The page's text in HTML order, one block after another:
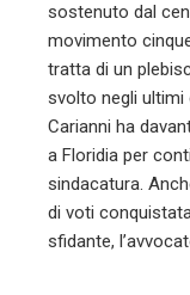
sostenuto dal
movimento
tratta di un
svolto negli ultimi
Carianni ha
a Floridia per
sindacatura.
di voti
sfidante,